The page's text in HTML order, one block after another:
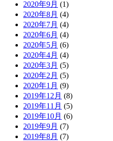
2020年9月 (1)
2020年8月 (4)
2020年7月 (4)
2020年6月 (4)
2020年5月 (6)
2020年4月 (4)
2020年3月 (5)
2020年2月 (5)
2020年1月 (9)
2019年12月 (8)
2019年11月 (5)
2019年10月 (6)
2019年9月 (7)
2019年8月 (7)